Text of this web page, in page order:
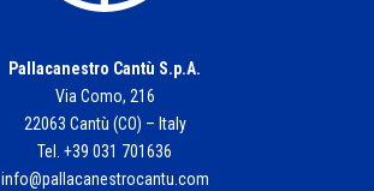
Pallacanestro Cantù S.p.A.
Via Como, 216
22063 Cantù (CO) – Italy
Tel. +39 031 701636
info@pallacanestrocantu.com